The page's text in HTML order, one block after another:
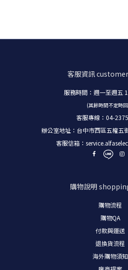
客服資訊
服務時間：週一至週五
(其餘時間不定時
客服專線：04-
辦公室地址：台中市西區五權五
客服信箱：
購物說明
購物流程
購物QA
付款與運送
退換貨流程
海外購物須知